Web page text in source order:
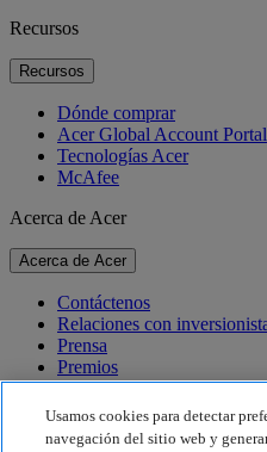
Recursos
Recursos
Dónde comprar
Acer Global Account Portal
Tecnologías Acer
McAfee
Acerca de Acer
Acerca de Acer
Contáctenos
Relaciones con
Prensa
Premios
Eventos
Sostenibilidad
Usamos cookies para detectar
navegación del sitio web y